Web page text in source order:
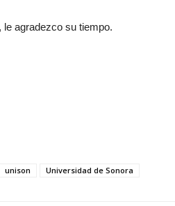
agradezco su tiempo.
unison Universidad de Sonora